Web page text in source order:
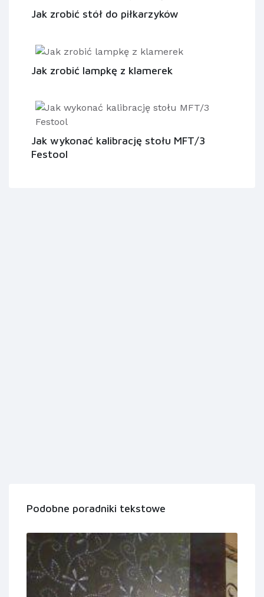
Jak zrobić stół do piłkarzyków
Jak zrobić lampkę z klamerek
Jak wykonać kalibrację stołu MFT/3
Festool
Podobne poradniki tekstowe